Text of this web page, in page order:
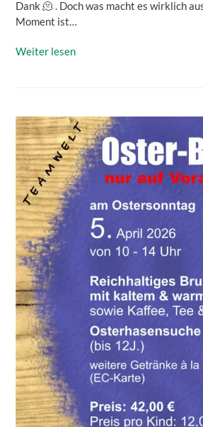
Dank 🫠 . Doch was macht es wirklich
Moment ist…
Weiter lesen